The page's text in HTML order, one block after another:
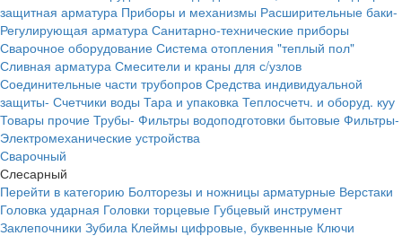
защитная арматура Приборы и механизмы Расширительные баки-
Регулирующая арматура Санитарно-технические приборы
Сварочное оборудование Система отопления "теплый пол"
Сливная арматура Смесители и краны для с/узлов
Соединительные части трубопров Средства индивидуальной
защиты- Счетчики воды Тара и упаковка Теплосчетч. и оборуд. куу
Товары прочие Трубы- Фильтры водоподготовки бытовые Фильтры-
Электромеханические устройства
Сварочный
Слесарный
Перейти в категорию Болторезы и ножницы арматурные Верстаки
Головка ударная Головки торцевые Губцевый инструмент
Заклепочники Зубила Клеймы цифровые, буквенные Ключи